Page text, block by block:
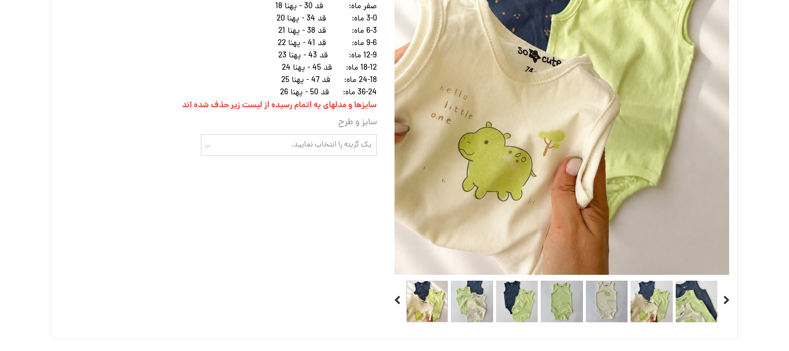
صفر ماه:
قد 30 - پهنا 18
3-0 ماه:
قد 34 - پهنا 20
6-3 ماه:
قد 38 - پهنا 21
9-6 ماه:
قد 41 - پهنا 22
12-9 ماه:
قد 43 - پهنا 23
18-12 ماه:
قد 45 - پهنا 24
24-18 ماه:
قد 47 - پهنا 25
36-24 ماه:
قد 50 - پهنا 26
سایزها و مدلهای به اتمام رسیده از لیست زیر حذف شده اند
سایز و طرح
یک گزینه را انتخاب نمایید.